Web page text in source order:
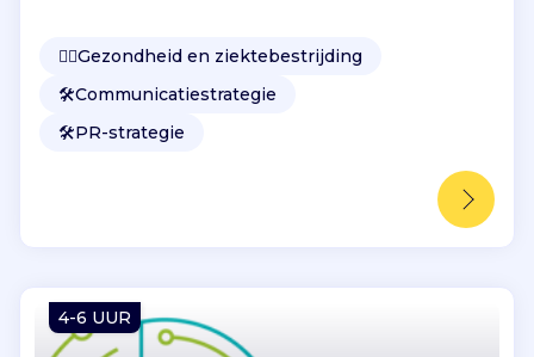
👩‍⚕️Gezondheid en ziektebestrijding
🛠️Communicatiestrategie
🛠️PR-strategie
4-6 UUR